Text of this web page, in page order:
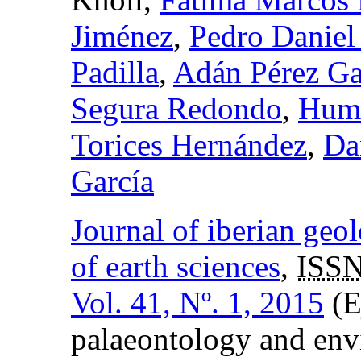
Jiménez, Pedro
Padilla, Adán Pérez
Segura Redondo,
Torices Hernández,
García
Journal of iberian
of earth sciences,
Vol. 41, Nº. 1, 2015
palaeontology and